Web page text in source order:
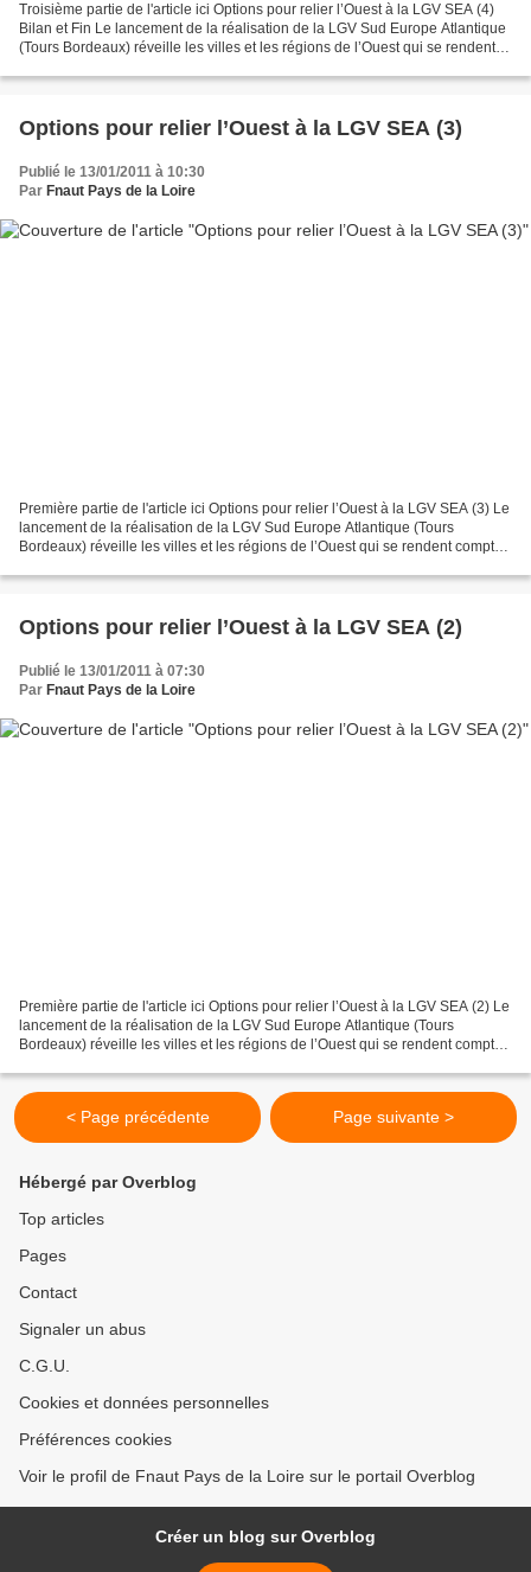
Troisième partie de l'article ici Options pour relier l’Ouest à la LGV SEA (4)
Bilan et Fin Le lancement de la réalisation de la LGV Sud Europe Atlantique
(Tours Bordeaux) réveille les villes et les régions de l’Ouest qui se rendent
Options pour relier l’Ouest à la LGV SEA (3)
Publié le 13/01/2011 à 10:30
Par Fnaut Pays de la Loire
Première partie de l'article ici Options pour relier l’Ouest à la LGV SEA (3) Le
lancement de la réalisation de la LGV Sud Europe Atlantique (Tours
Bordeaux) réveille les villes et les régions de l’Ouest qui se rendent compte
Options pour relier l’Ouest à la LGV SEA (2)
Publié le 13/01/2011 à 07:30
Par Fnaut Pays de la Loire
Première partie de l'article ici Options pour relier l’Ouest à la LGV SEA (2) Le
lancement de la réalisation de la LGV Sud Europe Atlantique (Tours
Bordeaux) réveille les villes et les régions de l’Ouest qui se rendent compte
< Page précédente Page suivante >
Hébergé par Overblog
Top articles
Pages
Contact
Signaler un abus
C.G.U.
Cookies et données personnelles
Préférences cookies
Voir le profil de Fnaut Pays de la Loire sur le portail Overblog
Créer un blog sur Overblog